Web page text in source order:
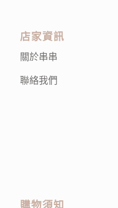
店家資訊
關於串串
聯絡我們
購物須知